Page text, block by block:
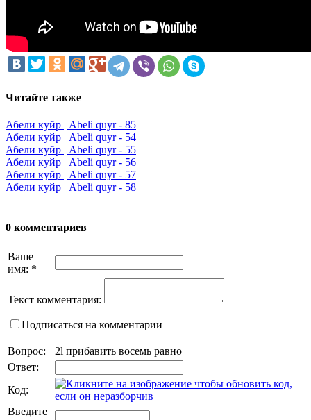
Читайте также
Абели куйр | Abeli quyr - 85
Абели куйр | Abeli quyr - 54
Абели куйр | Abeli quyr - 55
Абели куйр | Abeli quyr - 56
Абели куйр | Abeli quyr - 57
Абели куйр | Abeli quyr - 58
0 комментариев
Ваше
имя: *
Текст комментария:
Подписаться на комментарии
Вопрос:
2l прибавить восемь равно
Ответ:
Код:
Введите